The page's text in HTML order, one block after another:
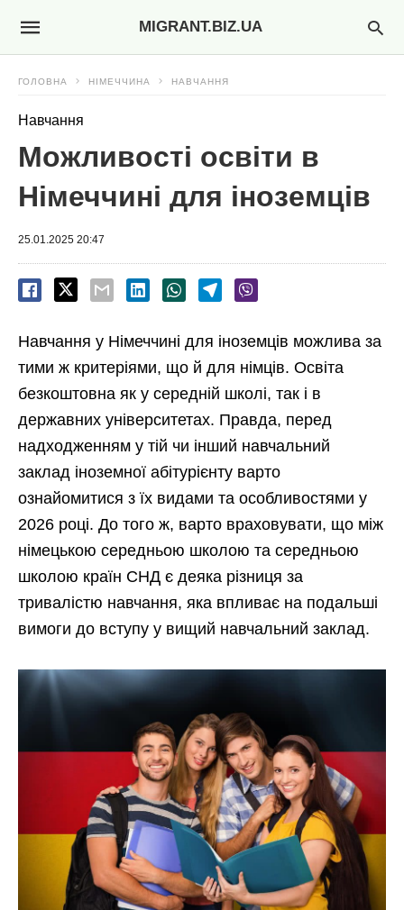
MIGRANT.BIZ.UA
ГОЛОВНА НІМЕЧЧИНА НАВЧАННЯ
Навчання
Можливості освіти в
Німеччині для іноземців
25.01.2025 20:47
Навчання у Німеччині для іноземців можлива за
тими ж критеріями, що й для німців. Освіта
безкоштовна як у середній школі, так і в
державних університетах. Правда, перед
надходженням у тій чи інший навчальний
заклад іноземної абітурієнту варто
ознайомитися з їх видами та особливостями у
2026 році. До того ж, варто враховувати, що між
німецькою середньою школою та середньою
школою країн СНД є деяка різниця за
тривалістю навчання, яка впливає на подальші
вимоги до вступу у вищий навчальний заклад.